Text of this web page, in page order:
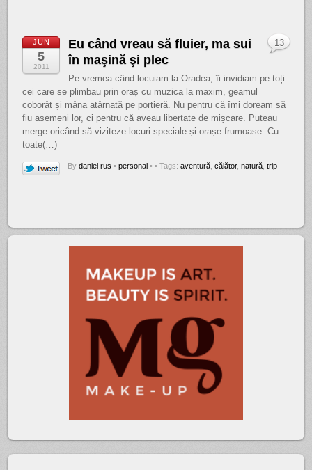
JUN
5
2011
Eu când vreau să fluier, ma sui
în maşină şi plec
Pe vremea când locuiam la Oradea, îi invidiam pe toți
cei care se plimbau prin oraș cu muzica la maxim, geamul
coborât și mâna atârnată pe portieră. Nu pentru că îmi doream să
fiu asemeni lor, ci pentru că aveau libertate de mișcare. Puteau
merge oricând să viziteze locuri speciale și orașe frumoase. Cu
toate(…)
Bydaniel rus • personal •
13
• Tags:aventură,călător,natură,trip